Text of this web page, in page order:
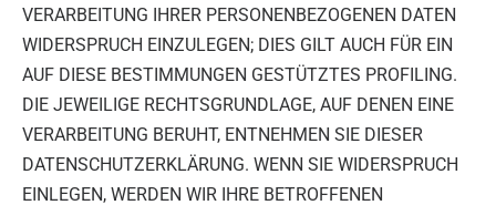
VERARBEITUNG IHRER PERSONENBEZOGENEN DATEN
WIDERSPRUCH EINZULEGEN; DIES GILT AUCH FÜR EIN
AUF DIESE BESTIMMUNGEN GESTÜTZTES PROFILING.
DIE JEWEILIGE RECHTSGRUNDLAGE, AUF DENEN EINE
VERARBEITUNG BERUHT, ENTNEHMEN SIE DIESER
DATENSCHUTZERKLÄRUNG. WENN SIE WIDERSPRUCH
EINLEGEN, WERDEN WIR IHRE BETROFFENEN